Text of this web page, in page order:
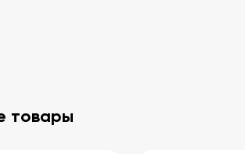
экологически чистый
картонная коробка с пластиковым
хранения и сортировки
товары